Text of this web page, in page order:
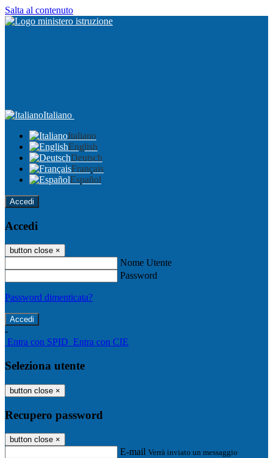
Salta al contenuto
Italiano
Italiano
English
Deutsch
Français
Español
Accedi
Accedi
button close ×
Nome Utente
Password
Password dimenticata?
-
Entra con SPID Entra con CIE
Seleziona utente
button close ×
Recupero password
button close ×
E-mail Verrà inviato un messaggio